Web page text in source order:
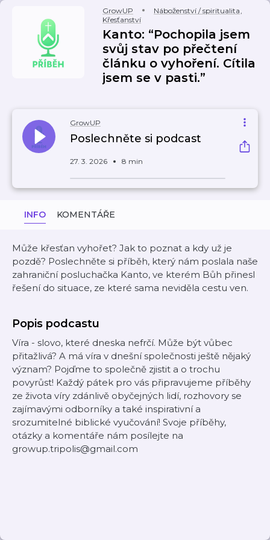
GrowUP Náboženství / spiritualita,
Křesťanství
Kanto: “Pochopila jsem
svůj stav po přečtení
článku o vyhoření. Cítila
jsem se v pasti.”
GrowUP
Poslechněte si podcast
27. 3. 2026 8 min
INFO KOMENTÁŘE
Může křesťan vyhořet? Jak to poznat a kdy už je
pozdě? Poslechněte si příběh, který nám poslala naše
zahraniční posluchačka Kanto, ve kterém Bůh přinesl
řešení do situace, ze které sama neviděla cestu ven.
Popis podcastu
Víra - slovo, které dneska nefrčí. Může být vůbec
přitažlivá? A má víra v dnešní společnosti ještě nějaký
význam? Pojďme to společně zjistit a o trochu
povyrůst! Každý pátek pro vás připravujeme příběhy
ze života víry zdánlivě obyčejných lidí, rozhovory se
zajímavými odborníky a také inspirativní a
srozumitelné biblické vyučování! Svoje příběhy,
otázky a komentáře nám posílejte na
growup.tripolis@gmail.com